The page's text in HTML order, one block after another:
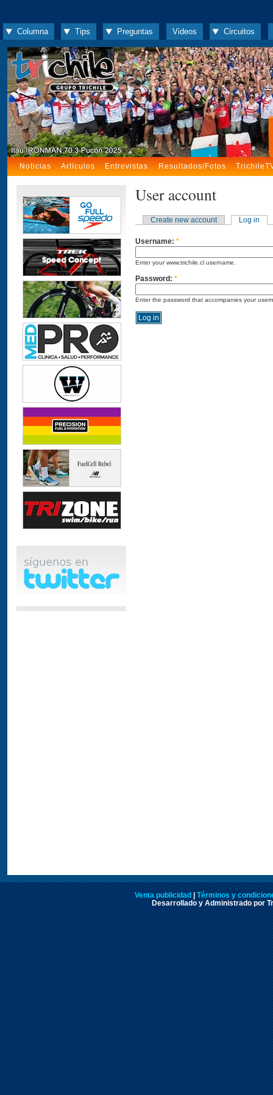
Columna Tips Preguntas Videos Circuitos
Noticias Artículos Entrevistas Resultados/Fotos
User account
Create new account Log in
Username: *
Enter your www.trichile.cl username.
Password: *
Enter the password that accompanies your
Venta publicidad
Términos y
Desarrollado y Administrado por